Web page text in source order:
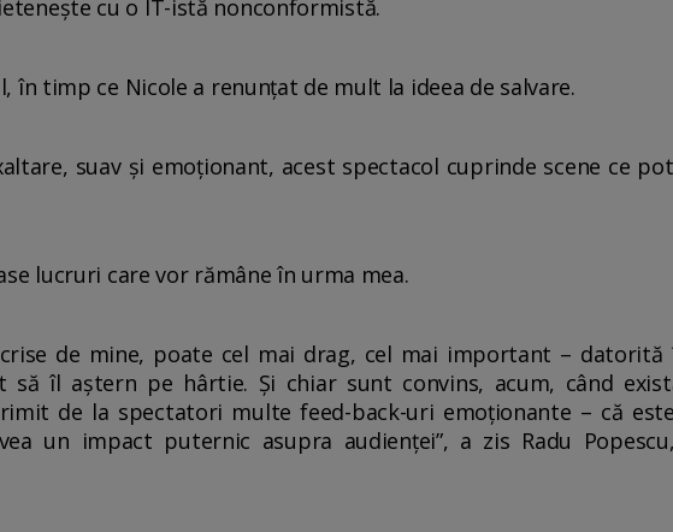
cu o IT-istă nonconformistă.
în timp ce Nicole a renunțat de mult la ideea de salvare.
suav și emoționant, acest spectacol cuprinde scene ce
lucruri care vor rămâne în urma mea.
de mine, poate cel mai drag, cel mai important – datorită
să îl aștern pe hârtie. Și chiar sunt convins, acum, când
de la spectatori multe feed-back-uri emoționante – că
un impact puternic asupra audienței”, a zis Radu